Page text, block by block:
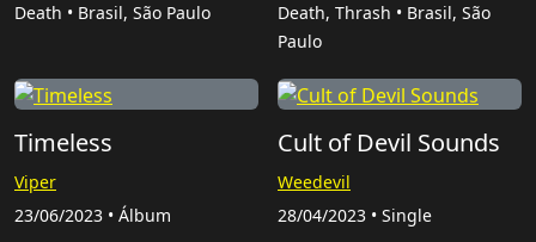
Death • Brasil, São Paulo
Death, Thrash • Brasil, São
Paulo
Timeless
Viper
23/06/2023 • Álbum
Cult of Devil Sounds
Weedevil
28/04/2023 • Single